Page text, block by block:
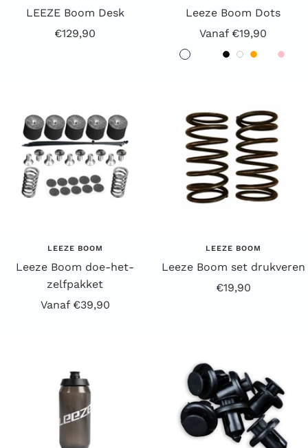
LEEZE Boom Desk
Aanbiedingsprijs
€129,90
Leeze Boom Dots
Aanbiedingsprijs
Vanaf €19,90
B
u
w
d e
n
Z
r
t
W
O
n
j
e
l
R
LEEZE BOOM
Leeze Boom doe-het-
zelfpakket
Aanbiedingsprijs
Vanaf €39,90
LEEZE BOOM
Leeze Boom set drukveren
Aanbiedingsprijs
€19,90